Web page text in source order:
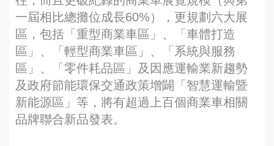
一屆相比總攤位成長60%），更規劃六大展
區，包括「重型商業車區」、「車體打造
區」、「輕型商業車區」、「系統與服務
區」、「零件耗品區」及因應運輸業新趨勢
及政府節能環保交通政策增闢「智慧運輸暨
新能源區」等，將有超過上百個商業車相關
品牌聯合新品發表。